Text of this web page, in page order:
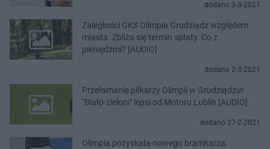
dodano 3-3-2021
Zaległości GKS Olimpia Grudziądz względem
miasta. Zbliża się termin spłaty. Co z
pieniędzmi? [AUDIO]
dodano 2-3-2021
Przełamanie piłkarzy Olimpii w Grudziądzu!
"Biało-zieloni" lepsi od Motoru Lublin [AUDIO]
dodano 27-2-2021
Olimpia pozyskała nowego bramkarza.